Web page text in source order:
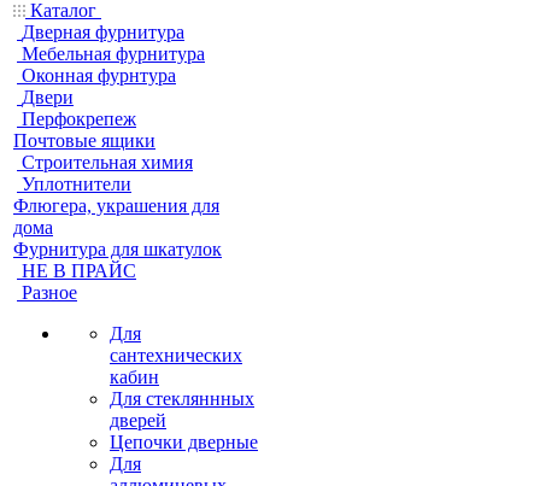
Каталог
Дверная фурнитура
Мебельная фурнитура
Оконная фурнтура
Двери
Перфокрепеж
Почтовые ящики
Строительная химия
Уплотнители
Флюгера, украшения для
дома
Фурнитура для шкатулок
НЕ В ПРАЙС
Разное
Для
сантехнических
кабин
Для стекляннных
дверей
Цепочки дверные
Для